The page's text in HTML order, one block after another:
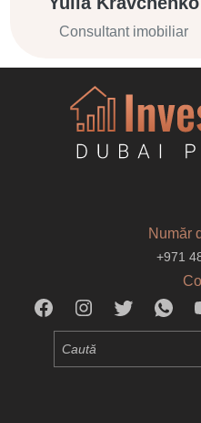
Consultant imobiliar
Număr
+971